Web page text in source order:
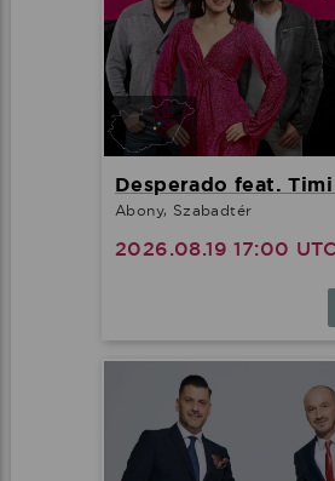
Desperado feat.
Abony, Szabadtér
2026.08.19 17:00